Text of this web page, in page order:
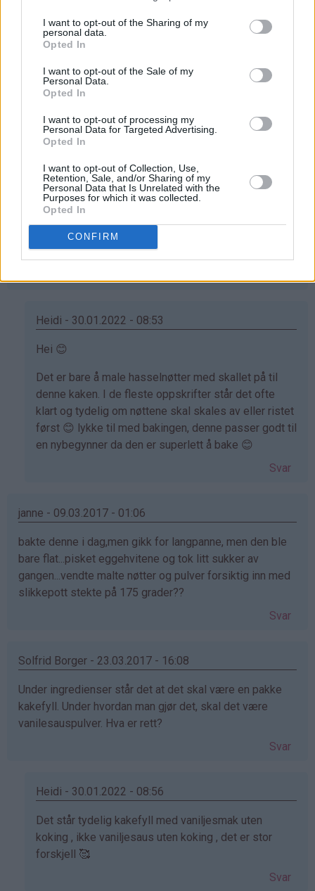
I want to opt-out of the Sharing of my
personal data.
Opted In
I want to opt-out of the Sale of my
Personal Data.
Opted In
I want to opt-out of processing my
Personal Data for Targeted Advertising.
Opted In
I want to opt-out of Collection, Use,
Retention, Sale, and/or Sharing of my
Personal Data that Is Unrelated with the
Purposes for which it was collected.
Opted In
CONFIRM
Svar
Guro - 27.08.2014 - 14:59
Har kjempelyst til å lage denne kaka, men er nybegynner
på bakefronten og har aldri bakt en kake med
hasselnøtter før. På posen med hasselnøttkjerner sto
det følgende: "Til søtt bakverk er det fornuftig å riste
hasselnøttene først". Videre sto det at man skulle legge
dem i et kjøkkenhåndkle og gni dem slik at det brune
skallet/skinnet løsner. Skal man gjøre det i denne kaka?
Eller kan man bruke nøttene "naturelle"?
Heidi - 30.01.2022 - 08:53
Som
på
av
Guro
(ikke
bekreftet)
Hei 😊
Det er bare å male hasselnøtter med skallet på til
denne kaken. I de fleste oppskrifter står det ofte
klart og tydelig om nøttene skal skales av eller ristet
først 😊 lykke til med bakingen, denne passer godt til
en nybegynner da den er superlett å bake 😊
Svar
janne - 09.03.2017 - 01:06
bakte denne i dag,men gikk for langpanne, men den ble
bare flat...pisket eggehvitene og tok litt sukker av
gangen...vendte malte nøtter og pulver forsiktig inn med
slikkepott stekte på 175 grader??
Svar
Solfrid Borger - 23.03.2017 - 16:08
Under ingredienser står det at det skal være en pakke
kakefyll. Under hvordan man gjør det, skal det være
vanilesauspulver. Hva er rett?
Svar
Heidi - 30.01.2022 - 08:56
Som
svar
på
Det står tydelig kakefyll med vaniljesmak uten
koking , ikke vaniljesaus uten koking , det er stor
forskjell 🥰
Svar